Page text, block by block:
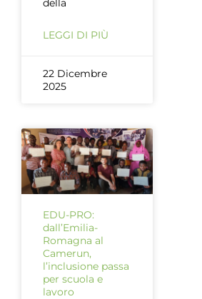
della
LEGGI DI PIÙ
22 Dicembre
2025
EDU-PRO:
dall’Emilia-
Romagna al
Camerun,
l’inclusione passa
per scuola e
lavoro